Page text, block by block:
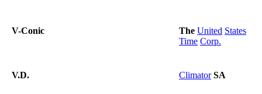
V-Conic The United States
Time Corp.
V.D. Climator SA